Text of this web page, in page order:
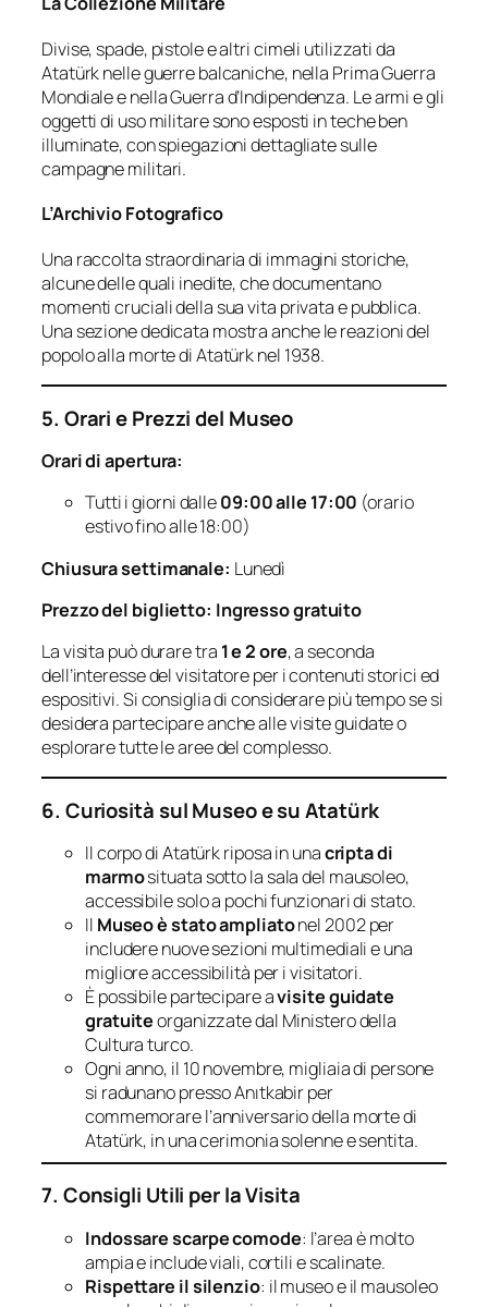
Divise, spade, pistole e altri cimeli utilizzati da
Atatürk nelle guerre balcaniche, nella Prima Guerra
Mondiale e nella Guerra d’Indipendenza. Le armi e gli
oggetti di uso militare sono esposti in teche ben
illuminate, con spiegazioni dettagliate sulle
campagne militari.
L’Archivio Fotografico
Una raccolta straordinaria di immagini storiche,
alcune delle quali inedite, che documentano
momenti cruciali della sua vita privata e pubblica.
Una sezione dedicata mostra anche le reazioni del
popolo alla morte di Atatürk nel 1938.
5. Orari e Prezzi del Museo
Orari di apertura:
Tutti i giorni dalle09:00 alle 17:00 (orario
estivo fino alle 18:00)
Chiusura settimanale: Lunedì
Prezzo del biglietto: Ingresso gratuito
La visita può durare tra 1 e 2 ore, a seconda
dell’interesse del visitatore per i contenuti storici ed
espositivi. Si consiglia di considerare più tempo se si
desidera partecipare anche alle visite guidate o
esplorare tutte le aree del complesso.
6. Curiosità sul Museo e su Atatürk
Il corpo di Atatürk riposa in unacripta di
marmosituata sotto la sala del mausoleo,
accessibile solo a pochi funzionari di stato.
Il Museo è stato ampliatonel 2002 per
includere nuove sezioni multimediali e una
migliore accessibilità per i visitatori.
È possibile partecipare avisite guidate
gratuiteorganizzate dal Ministero della
Cultura turco.
Ogni anno, il 10 novembre, migliaia di persone
si radunano presso Anıtkabir per
commemorare l’anniversario della morte di
Atatürk, in una cerimonia solenne e sentita.
7. Consigli Utili per la Visita
Indossare scarpe comode: l’area è molto
ampia e include viali, cortili e scalinate.
Rispettare il silenzio: il museo e il mausoleo